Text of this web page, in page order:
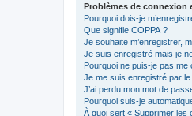
Problèmes de connexion
Pourquoi dois-je
Que signifie COPPA ?
Je souhaite m’enregistrer,
Je suis enregistré mais je
Pourquoi ne puis-je pas me
Je me suis enregistré par
J’ai perdu mon mot de
Pourquoi suis-je
À quoi sert « Supprimer les